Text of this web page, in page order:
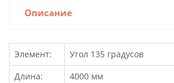
Описание
Элемент:
Угол 135 градусов
Длина:
4000 мм